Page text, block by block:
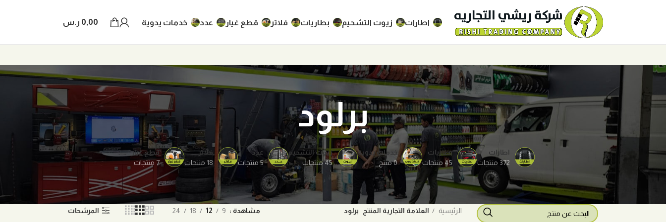
اطارات زيوت التشحيم بطاريات فلاتر قطع غيار عدد خدمات يدوية 0,00 ر.س
برلود
اطارات
372 منتجات
بطاريات
45 منتجات
خدمات يدوية
0 منتج
زيوت التشحيم
45 منتجات
عدد
5 منتجات
فلاتر
18 منتجات
قطع غيار
7 منتجات
الرئيسية العلامة التجارية المنتج برلود مشاهدة 9
12
18
24 المرشحات